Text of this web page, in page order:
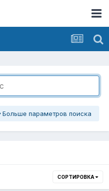
Больше параметров поиска
СОРТИРОВКА